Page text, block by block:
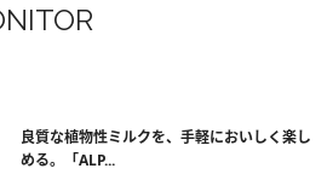
良質な植物性ミルクを、手軽においしく楽し
める。「ALP...